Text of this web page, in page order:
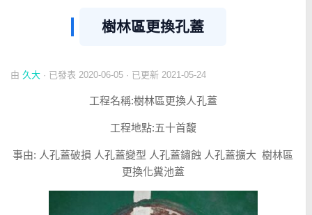
樹林區更換孔蓋
由 久大 · 已發表 2020-06-05 · 已更新 2021-05-24
工程名稱:樹林區更換人孔蓋
工程地點:五十首馥
事由: 人孔蓋破損 人孔蓋變型 人孔蓋鏽蝕 人孔蓋擴大 樹林區
更換化糞池蓋